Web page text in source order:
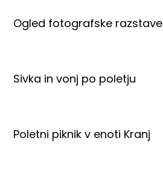
Ogled fotografske razstave
Sivka in vonj po poletju
Poletni piknik v enoti Kranj